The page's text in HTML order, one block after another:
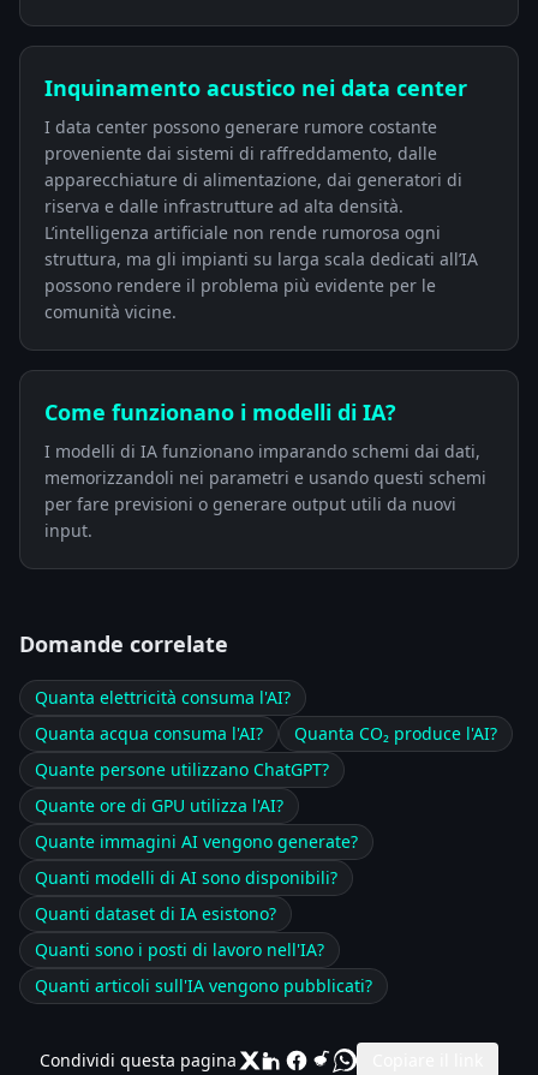
Inquinamento acustico nei data center
I data center possono generare rumore costante
proveniente dai sistemi di raffreddamento, dalle
apparecchiature di alimentazione, dai generatori di
riserva e dalle infrastrutture ad alta densità.
L’intelligenza artificiale non rende rumorosa ogni
struttura, ma gli impianti su larga scala dedicati all’IA
possono rendere il problema più evidente per le
comunità vicine.
Come funzionano i modelli di IA?
I modelli di IA funzionano imparando schemi dai dati,
memorizzandoli nei parametri e usando questi schemi
per fare previsioni o generare output utili da nuovi
input.
Domande correlate
Quanta elettricità consuma l'AI?
Quanta acqua consuma l'AI?
Quanta CO₂ produce l'AI?
Quante persone utilizzano ChatGPT?
Quante ore di GPU utilizza l'AI?
Quante immagini AI vengono generate?
Quanti modelli di AI sono disponibili?
Quanti dataset di IA esistono?
Quanti sono i posti di lavoro nell'IA?
Quanti articoli sull'IA vengono pubblicati?
Condividi questa pagina